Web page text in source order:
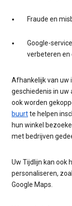
Fraude en
Google-
verbeteren en
Afhankelijk van uw
geschiedenis in
ook worden
buurtte helpen
hun winkel
met bedrijven
Uw Tijdlijn kan ook
personaliseren,
Google Maps.